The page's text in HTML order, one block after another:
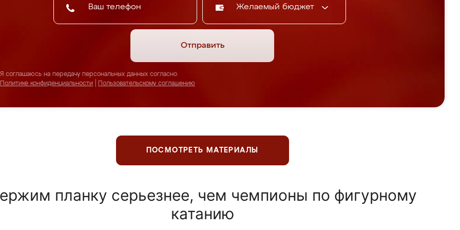
Желаемый бюджет
Отправить
Я соглашаюсь на передачу персональных данных согласно
Политике конфиденциальности
Пользовательскому соглашению
ПОСМОТРЕТЬ МАТЕРИАЛЫ
планку серьезнее, чем чемпионы по фигурному
катанию